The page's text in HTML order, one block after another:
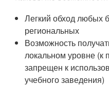
Легкий обход любых
региональных
Возможность
локальном уровне (к
запрещен к
учебного заведения)